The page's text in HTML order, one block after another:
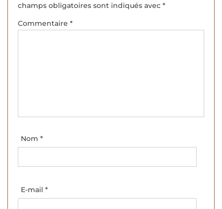
champs obligatoires sont indiqués avec *
Commentaire *
Nom *
E-mail *